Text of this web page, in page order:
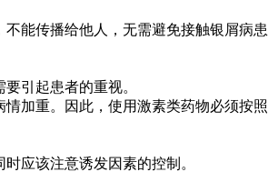
能传播给他人，无需避免接触银屑病患
引起患者的重视。
加重。因此，使用激素类药物必须按照
应该注意诱发因素的控制。